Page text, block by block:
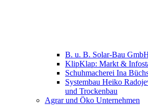
B. u. B. Solar-Bau
KlipKlap: Markt &
Schuhmacherei Ina
Systembau Heiko
und Trockenbau
Agrar und Öko Unternehmen